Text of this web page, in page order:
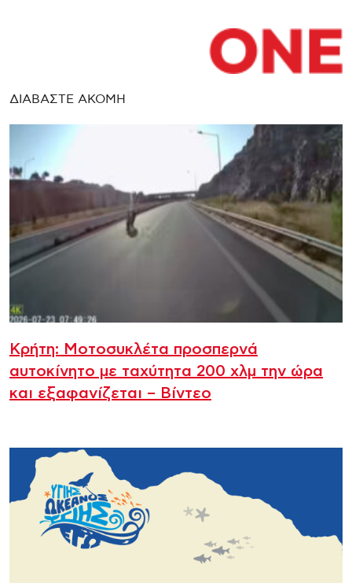
ΔΙΑΒΑΣΤΕ ΑΚΟΜΗ
Κρήτη: Μοτοσυκλέτα προσπερνά
αυτοκίνητο με ταχύτητα 200 χλμ την ώρα
και εξαφανίζεται – Βίντεο